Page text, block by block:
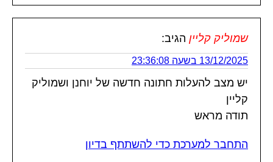
שמוליק קליין הגיב:
13/12/2025 בשעה 23:36:08
יש מצב להעלות חתונה חדשה של יוחנן ושמוליק
קליין
תודה מראש
התחבר למערכת כדי להשתתף בדיון